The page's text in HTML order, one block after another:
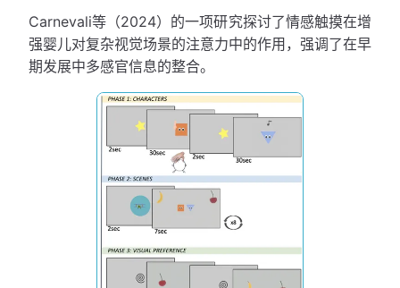
Carnevali等（2024）的一项研究探讨了情感触摸在增
强婴儿对复杂视觉场景的注意力中的作用，强调了在早
期发展中多感官信息的整合。